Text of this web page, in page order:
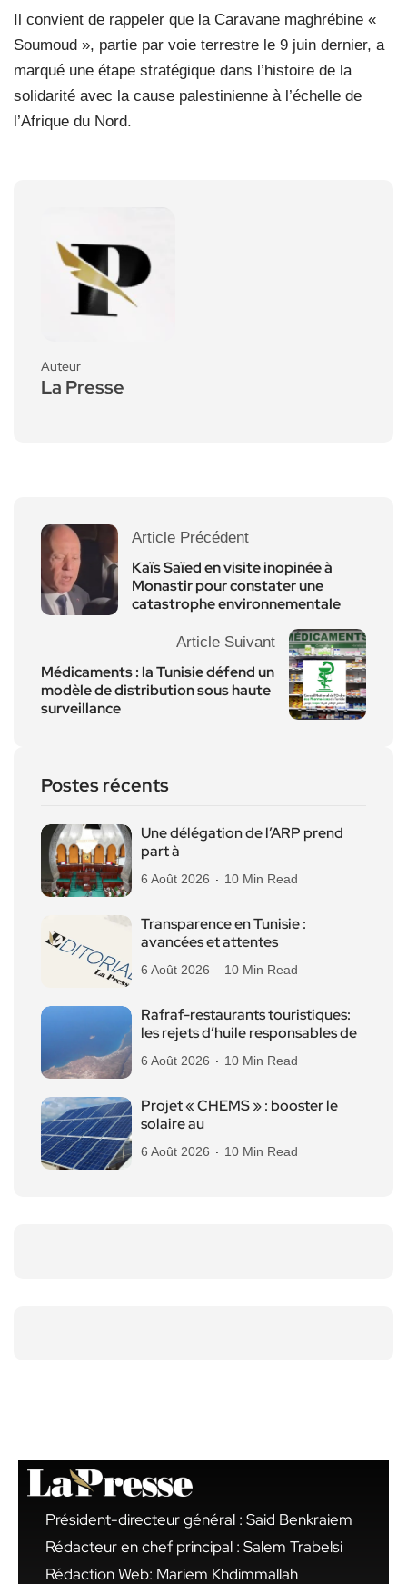
Il convient de rappeler que la Caravane maghrébine «
Soumoud », partie par voie terrestre le 9 juin dernier, a
marqué une étape stratégique dans l’histoire de la
solidarité avec la cause palestinienne à l’échelle de
l’Afrique du Nord.
Auteur
La Presse
Article Précédent
Kaïs Saïed en visite inopinée à
Monastir pour constater une
catastrophe environnementale
Article Suivant
Médicaments : la Tunisie défend un
modèle de distribution sous haute
surveillance
Postes récents
Une délégation de l’ARP prend
part à
6 Août 2026 10 Min Read
Transparence en Tunisie :
avancées et attentes
6 Août 2026 10 Min Read
Rafraf-restaurants touristiques:
les rejets d’huile responsables de
6 Août 2026 10 Min Read
Projet « CHEMS » : booster le
solaire au
6 Août 2026 10 Min Read
Président-directeur général : Said Benkraiem
Rédacteur en chef principal : Salem Trabelsi
Rédaction Web: Mariem Khdimmallah